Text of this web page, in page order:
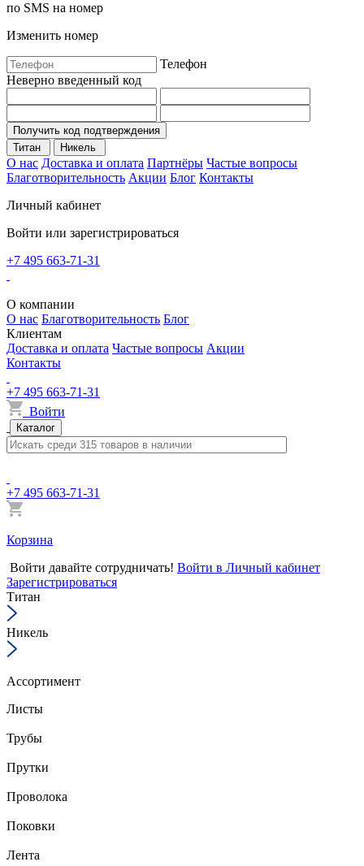
по SMS на номер
Изменить номер
Телефон
Неверно введенный код
Получить код подтверждения
Титан
Никель
О нас Доставка и оплата Партнёры Частые вопросы
Благотворительность Акции Блог Контакты
Личный кабинет
Войти или зарегистрироваться
+7 495 663-71-31
О компании
О нас Благотворительность Блог
Клиентам
Доставка и оплата Частые вопросы Акции
Контакты
+7 495 663-71-31
Войти
Каталог
+7 495 663-71-31
Корзина
Войти давайте сотрудничать! Войти в Личный кабинет
Зарегистрироваться
Титан
Никель
Ассортимент
Листы
Трубы
Прутки
Проволока
Поковки
Лента